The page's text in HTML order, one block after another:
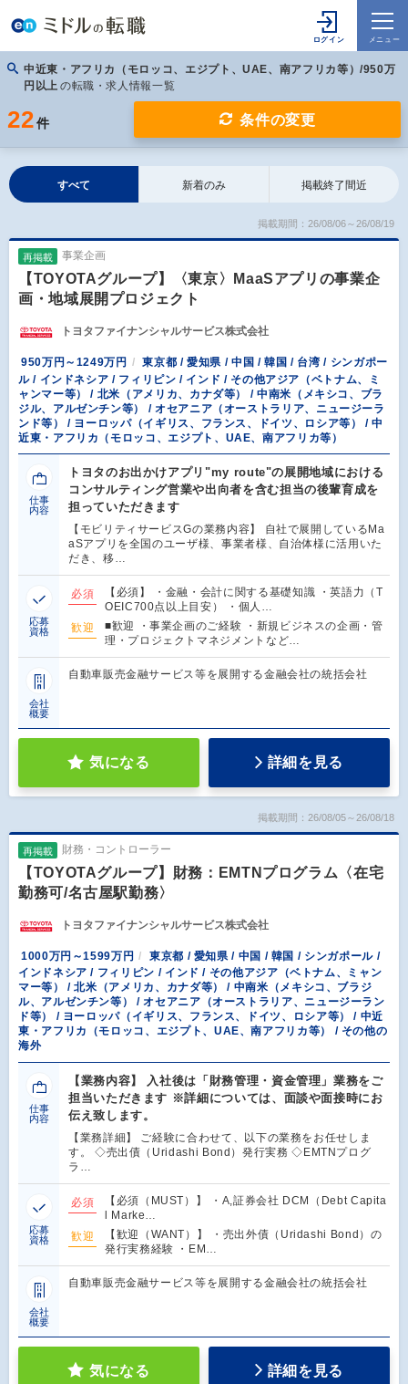
中近東・アフリカ（モロッコ、エジプト、UAE、南アフリカ等）/950万
円以上 の転職・求人情報一覧
22 件 条件の変更
すべて 新着のみ 掲載終了間近
掲載期間：26/08/06～26/08/19
再掲載 事業企画
【TOYOTAグループ】〈東京〉MaaSアプリの事業企
画・地域展開プロジェクト
トヨタファイナンシャルサービス株式会社
950万円～1249万円
東京都 / 愛知県 / 中国 / 韓国 / 台湾 / シンガポー
ル / インドネシア / フィリピン / インド / その他アジア（ベトナム、ミ
ャンマー等） / 北米（アメリカ、カナダ等） / 中南米（メキシコ、ブラ
ジル、アルゼンチン等） / オセアニア（オーストラリア、ニュージーラ
ンド等） / ヨーロッパ（イギリス、フランス、ドイツ、ロシア等） / 中
近東・アフリカ（モロッコ、エジプト、UAE、南アフリカ等）
仕事
内容
トヨタのお出かけアプリ"my route"の展開地域における
コンサルティング営業や出向者を含む担当の後輩育成を
担っていただきます
【モビリティサービスGの業務内容】 自社で展開しているMa
aSアプリを全国のユーザ様、事業者様、自治体様に活用いた
だき、移…
応募
資格
必須
【必須】 ・金融・会計に関する基礎知識 ・英語力（T
OEIC700点以上目安） ・個人…
歓迎
■歓迎 ・事業企画のご経験 ・新規ビジネスの企画・管
理・プロジェクトマネジメントなど…
会社
概要
自動車販売金融サービス等を展開する金融会社の統括会社
気になる 詳細を見る
掲載期間：26/08/05～26/08/18
再掲載 財務・コントローラー
【TOYOTAグループ】財務：EMTNプログラム〈在宅
勤務可/名古屋駅勤務〉
トヨタファイナンシャルサービス株式会社
1000万円～1599万円
東京都 / 愛知県 / 中国 / 韓国 / シンガポール /
インドネシア / フィリピン / インド / その他アジア（ベトナム、ミャン
マー等） / 北米（アメリカ、カナダ等） / 中南米（メキシコ、ブラジ
ル、アルゼンチン等） / オセアニア（オーストラリア、ニュージーラン
ド等） / ヨーロッパ（イギリス、フランス、ドイツ、ロシア等） / 中近
東・アフリカ（モロッコ、エジプト、UAE、南アフリカ等） / その他の
海外
仕事
内容
【業務内容】 入社後は「財務管理・資金管理」業務をご
担当いただきます ※詳細については、面談や面接時にお
伝え致します。
【業務詳細】 ご経験に合わせて、以下の業務をお任せしま
す。 ◇売出債（Uridashi Bond）発行実務 ◇EMTNプログ
ラ…
応募
資格
必須
【必須（MUST）】 ・A,証券会社 DCM（Debt Capita
l Marke…
歓迎
【歓迎（WANT）】 ・売出外債（Uridashi Bond）の
発行実務経験 ・EM…
会社
概要
自動車販売金融サービス等を展開する金融会社の統括会社
気になる 詳細を見る